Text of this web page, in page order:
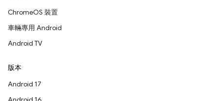
ChromeOS 裝置
車輛專用 Android
Android TV
版本
Android 17